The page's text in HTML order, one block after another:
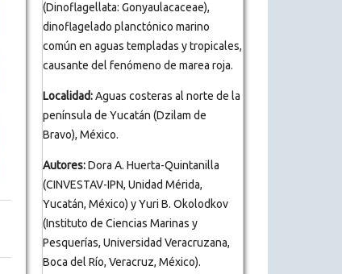
(Dinoflagellata: Gonyaulacaceae),
dinoflagelado planctónico marino
común en aguas templadas y tropicales,
causante del fenómeno de marea roja.
Localidad:Aguas costeras al norte de la
península de Yucatán (Dzilam de
Bravo), México.
Autores:Dora A. Huerta-Quintanilla
(CINVESTAV-IPN, Unidad Mérida,
Yucatán, México) y Yuri B. Okolodkov
(Instituto de Ciencias Marinas y
Pesquerías, Universidad Veracruzana,
Boca del Río, Veracruz, México).